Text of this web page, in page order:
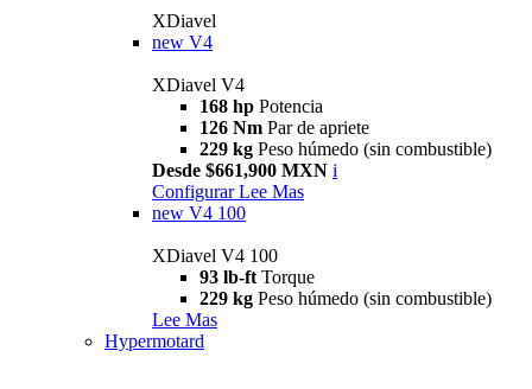
XDiavel
new V4
XDiavel V4
168 hp Potencia
126 Nm Par de apriete
229 kg Peso húmedo (sin combustible)
Desde $661,900 MXN i
Configurar Lee Mas
new V4 100
XDiavel V4 100
93 lb-ft Torque
229 kg Peso húmedo (sin combustible)
Lee Mas
Hypermotard